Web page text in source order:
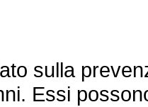
sulla
Essi